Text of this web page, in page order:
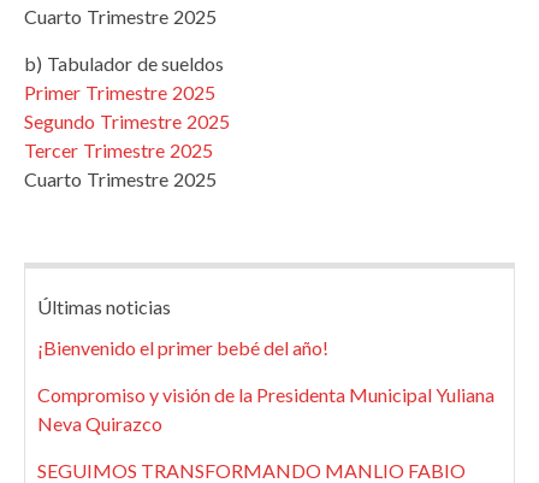
Cuarto Trimestre 2025
b) Tabulador de sueldos
Primer Trimestre 2025
Segundo Trimestre 2025
Tercer Trimestre 2025
Cuarto Trimestre 2025
Últimas noticias
¡Bienvenido el primer bebé del año!
Compromiso y visión de la Presidenta Municipal Yuliana
Neva Quirazco
SEGUIMOS TRANSFORMANDO MANLIO FABIO